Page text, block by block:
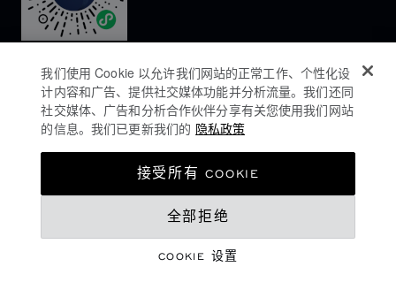
COOKIES政策
我们使用 Cookie 以允许我们网站的正常工作、个性化设
计内容和广告、提供社交媒体功能并分析流量。我们还同
社交媒体、广告和分析合作伙伴分享有关您使用我们网站
的信息。我们已更新我们的 隐私政策
COOKIE 设置
全部拒绝
接受所有 COOKIE